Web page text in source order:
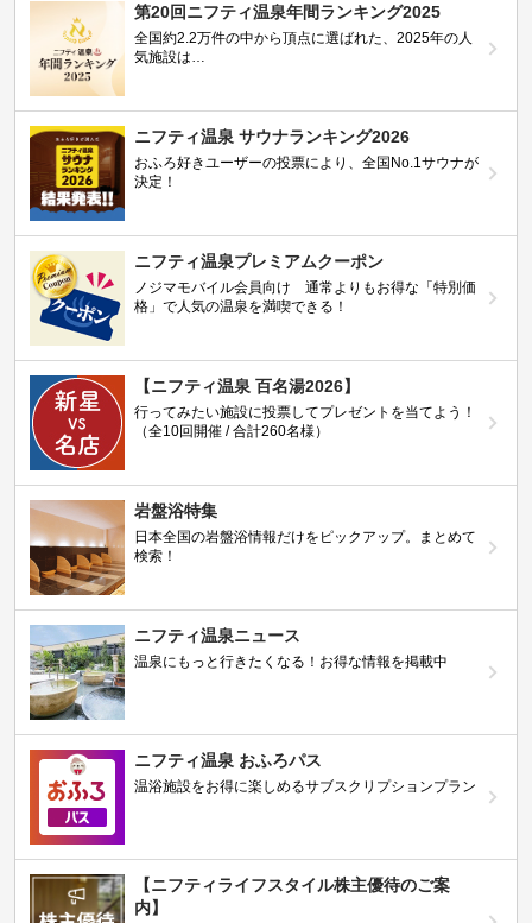
第20回ニフティ温泉年間ランキング2025
全国約2.2万件の中から頂点に選ばれた、2025年の人
気施設は…
ニフティ温泉 サウナランキング2026
おふろ好きユーザーの投票により、全国No.1サウナが
決定！
ニフティ温泉プレミアムクーポン
ノジマモバイル会員向け 通常よりもお得な「特別価
格」で人気の温泉を満喫できる！
【ニフティ温泉 百名湯2026】
行ってみたい施設に投票してプレゼントを当てよう！
（全10回開催 / 合計260名様）
岩盤浴特集
日本全国の岩盤浴情報だけをピックアップ。まとめて
検索！
ニフティ温泉ニュース
温泉にもっと行きたくなる！お得な情報を掲載中
ニフティ温泉 おふろパス
温浴施設をお得に楽しめるサブスクリプションプラン
【ニフティライフスタイル株主優待のご案
内】